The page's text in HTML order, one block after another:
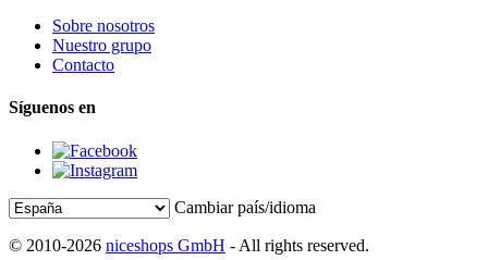
Sobre nosotros
Nuestro grupo
Contacto
Síguenos en
Cambiar país/idioma
© 2010-2026 niceshops GmbH - All rights reserved.